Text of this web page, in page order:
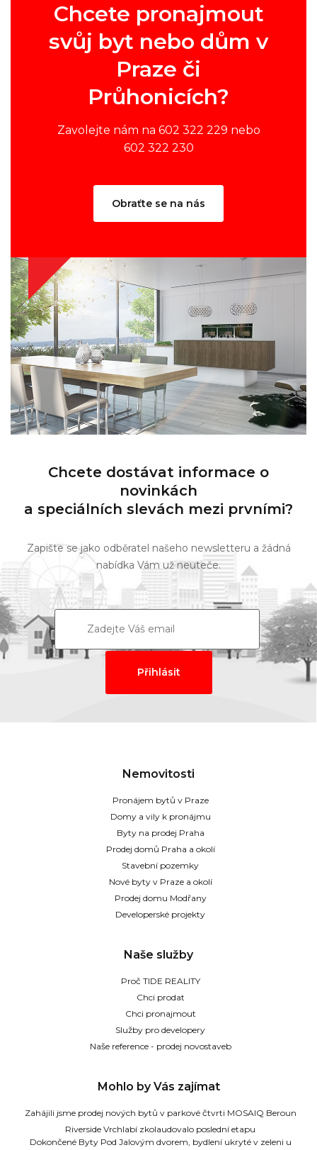
Chcete pronajmout
svůj byt nebo dům v
Praze či
Průhonicích?
Zavolejte nám na 602 322 229 nebo
602 322 230
Obraťte se na nás
Chcete dostávat informace o
novinkách
a speciálních slevách mezi prvními?
Zapište se jako odběratel našeho newsletteru a žádná
nabídka Vám už neuteče.
Nemovitosti
Pronájem bytů v Praze
Domy a vily k pronájmu
Byty na prodej Praha
Prodej domů Praha a okolí
Stavební pozemky
Nové byty v Praze a okolí
Prodej domu Modřany
Developerské projekty
Naše služby
Proč TIDE REALITY
Chci prodat
Chci pronajmout
Služby pro developery
Naše reference - prodej novostaveb
Mohlo by Vás zajímat
Zahájili jsme prodej nových bytů v parkové čtvrti MOSAIQ Beroun
Riverside Vrchlabí zkolaudovalo poslední etapu
Dokončené Byty Pod Jalovým dvorem, bydlení ukryté v zeleni u